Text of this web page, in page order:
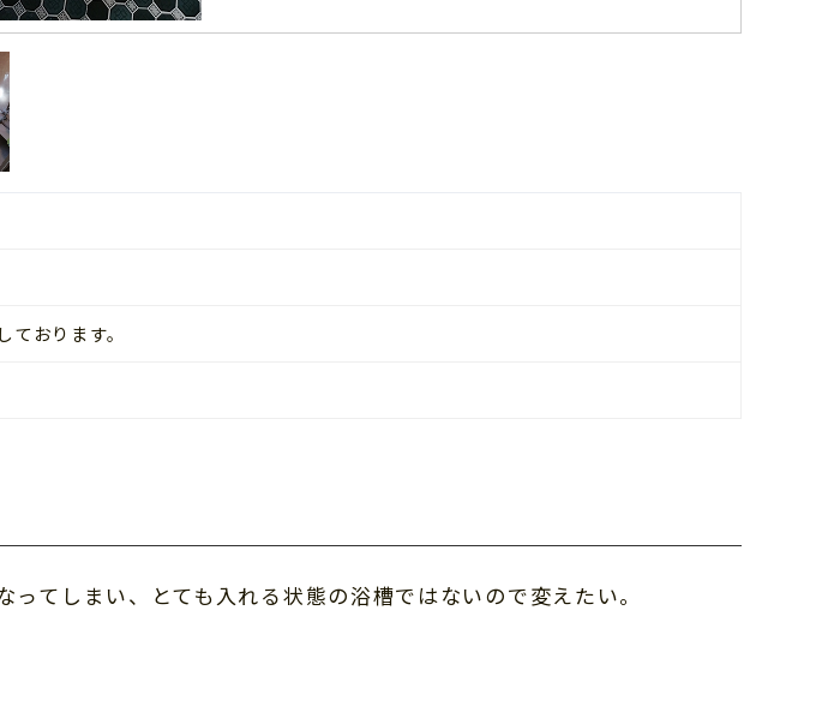
おります。
てしまい、とても入れる状態の浴槽ではないので変えたい。